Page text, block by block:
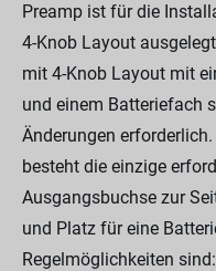
Preamp ist für die
4-Knob Layout
mit 4-Knob Layout mit
und einem Batteriefach
Änderungen
besteht die einzige
Ausgangsbuchse zur
und Platz für eine
Regelmöglichkeiten